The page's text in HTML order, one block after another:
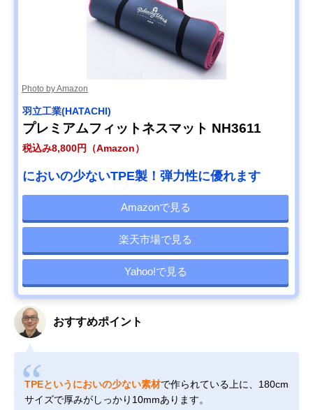
Photo by Amazon
羽立工業(HATACHI)
プレミアムフィットネスマット NH3611
税込み8,800円（Amazon）
においの少ないTPE製！弾力性に優れます
Amazonで見る
楽天市場で見る
Yahoo!で見る
おすすめポイント
TPEというにおいの少ない素材で作られている上に、180cm
サイズで厚みがしっかり10mmあります。